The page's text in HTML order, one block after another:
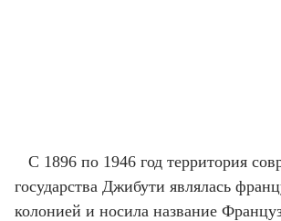
С 1896 по 1946 год территория
государства Джибути являлась
колонией и носила название